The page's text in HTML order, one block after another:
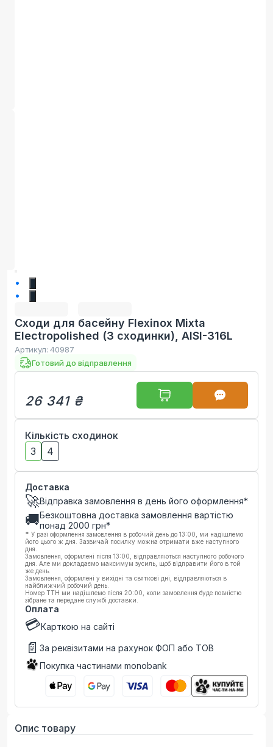
Сходи для басейну Flexinox Mixta
Electropolished (3 сходинки), AISI-316L
Артикул: 40987
Готовий до відправлення
26 341 ₴
Кількість сходинок
3
4
Доставка
🚀Відправка замовлення в день його оформлення*
🚚Безкоштовна доставка замовлення вартістю
понад 2000 грн*
* У разі оформлення замовлення в робочий день до 13:00, ми надішлемо
його цього ж дня. Зазвичай посилку можна отримати вже наступного
дня.
Замовлення, оформлені після 13:00, відправляються наступного робочого
дня. Але ми докладаємо максимум зусиль, щоб відправити його в той
же день.
Замовлення, оформлені у вихідні та святкові дні, відправляються в
найближчий робочий день.
Номер ТТН ми надішлемо після 20:00, коли замовлення буде повністю
зібране та передане службі доставки.
Оплата
💳Карткою на сайті
📄 За реквізитами на рахунок ФОП або ТОВ
Покупка частинами monobank
Опис товару